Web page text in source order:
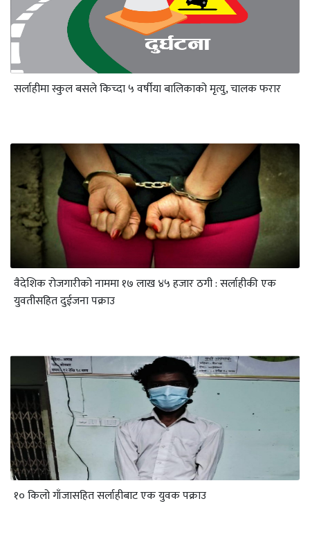
सर्लाहीमा स्कुल बसले किच्दा ५ वर्षीया बालिकाको मृत्यु, चालक फरार
वैदेशिक रोजगारीको नाममा १७ लाख ४५ हजार ठगी : सर्लाहीकी एक
युवतीसहित दुईजना पक्राउ
१० किलो गाँजासहित सर्लाहीबाट एक युवक पक्राउ